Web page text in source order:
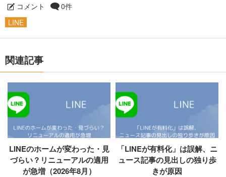
コメント
0件
LINE
関連記事
LINEのホームが変わった・見
づらい？リニューアルの適用
が急増（2026年8月）
「LINEが有料化」は誤解、ニ
ュース記事の見出しの独り歩
きが原因